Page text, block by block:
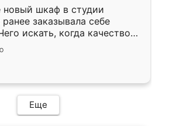
новый шкаф в студии
ранее заказывала себе
искать, когда качеством
Служит кухня уже почти
нет.
Еще